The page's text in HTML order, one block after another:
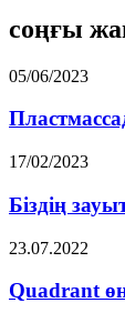
соңғы
05/06/2023
17/02/2023
Біздің
23.07.2022
Quadrant